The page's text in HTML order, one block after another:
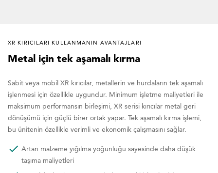
XR KIRICILARI KULLANMANIN AVANTAJLARI
Metal için tek aşamalı kırma
Sabit veya mobil XR kırıcılar, metallerin ve hurdaların tek aşamalı
işlenmesi için özellikle uygundur. Minimum işletme maliyetleri ile
maksimum performansın birleşimi, XR serisi kırıcılar metal geri
dönüşümü için güçlü birer ortak yapar. Tek aşamalı kırma işlemi,
bu ünitenin özellikle verimli ve ekonomik çalışmasını sağlar.
Artan malzeme yığılma yoğunluğu sayesinde daha düşük
taşıma maliyetleri